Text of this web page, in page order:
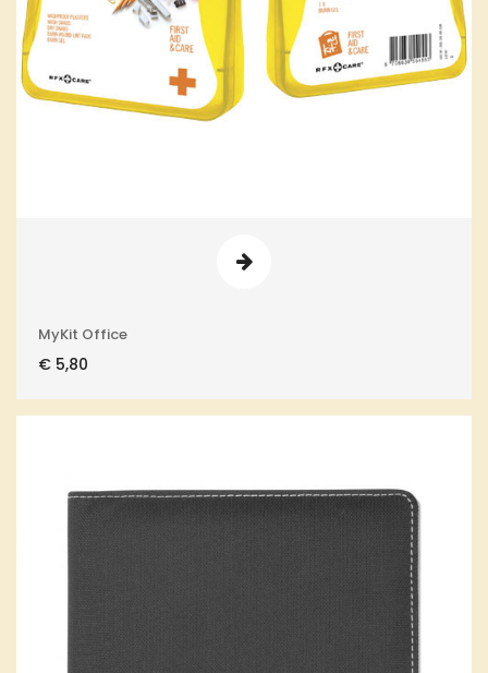
MyKit Office
€ 5,80